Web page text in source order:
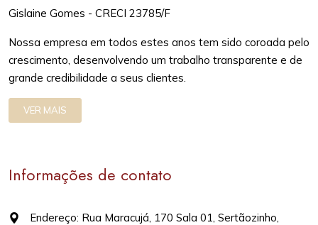
Gislaine Gomes - CRECI 23785/F
Nossa empresa em todos estes anos tem sido coroada pelo
crescimento, desenvolvendo um trabalho transparente e de
grande credibilidade a seus clientes.
VER MAIS
Informações de contato
Endereço: Rua Maracujá, 170 Sala 01, Sertãozinho,